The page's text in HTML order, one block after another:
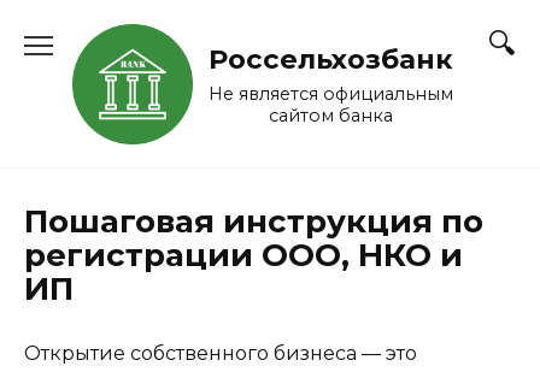
содержанию
Россельхозбанк
Не является официальным
сайтом банка
Пошаговая инструкция по
регистрации ООО, НКО и
ИП
Открытие собственного бизнеса — это